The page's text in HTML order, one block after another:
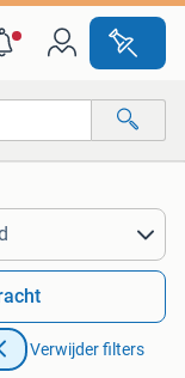
Verwijder filters